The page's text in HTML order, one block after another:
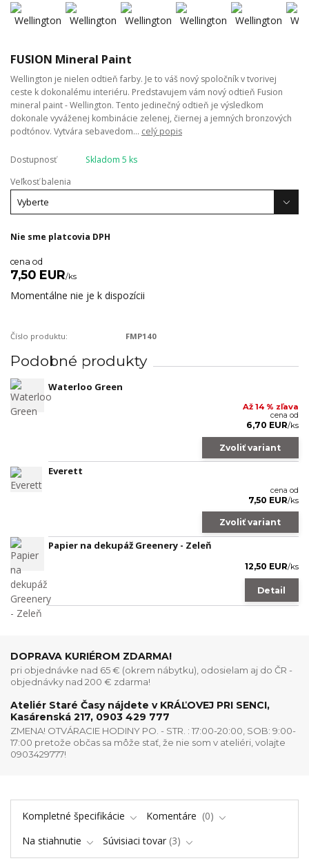
FUSION Mineral Paint
Wellington je nielen odtieň farby. Je to váš nový spoločník v tvorivej
ceste k dokonalému interiéru. Predstavujem vám nový odtieň Fusion
mineral paint - Wellington. Tento jedinečný odtieň je výsledkom
dokonale vyváženej kombinácie zelenej, čiernej a jemných bronzových
podtónov. Vytvára sebavedom... celý popis
Dostupnosť
Skladom 5 ks
Veľkosť balenia
Nie sme platcovia DPH
cena od
7,50 EUR/ks
Momentálne nie je k dispozícii
Číslo produktu: FMP140
Podobné produkty
Waterloo Green
Až 14 % zľava
cena od
6,70 EUR/ks
Zvoliť variant
Everett
cena od
7,50 EUR/ks
Zvoliť variant
Papier na dekupáž Greenery - Zeleň
12,50 EUR/ks
Detail
DOPRAVA KURIÉROM ZDARMA!
pri objednávke nad 65 € (okrem nábytku), odosielam aj do ČR -
objednávky nad 200 € zdarma!
Ateliér Staré Časy nájdete v KRÁĽOVEJ PRI SENCI,
Kasárenská 217, 0903 429 777
ZMENA! OTVÁRACIE HODINY PO. - STR. : 17:00-20:00, SOB: 9:00-
17:00 pretože občas sa môže stať, že nie som v ateliéri, volajte
0903429777!
Kompletné špecifikácie Komentáre
0
Na stiahnutie
Súvisiaci tovar 3